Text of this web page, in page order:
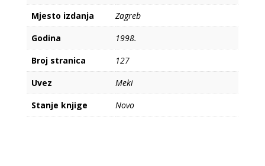
Mjesto izdanja
Zagreb
Godina
1998.
Broj stranica
127
Uvez
Meki
Stanje knjige
Novo